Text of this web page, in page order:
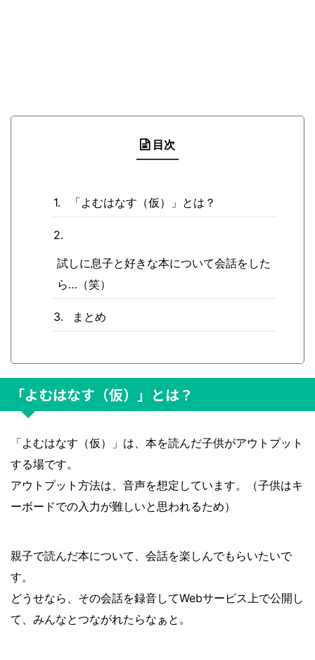
目次
「よむはなす（仮）」とは？
試しに息子と好きな本について会話をした
ら…（笑）
まとめ
「よむはなす（仮）」とは？
「よむはなす（仮）」は、本を読んだ子供がアウトプット
する場です。
アウトプット方法は、音声を想定しています。（子供はキ
ーボードでの入力が難しいと思われるため）
親子で読んだ本について、会話を楽しんでもらいたいで
す。
どうせなら、その会話を録音してWebサービス上で公開し
て、みんなとつながれたらなぁと。